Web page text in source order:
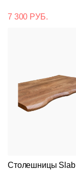
7 300 РУБ.
Столешницы Slab